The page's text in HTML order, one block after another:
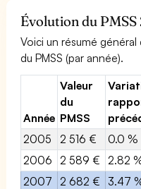
Évolution du
Voici un résumé
du PMSS (par année).
Année
Valeur
du
PMSS
2005
2 516 € 0.0 %
2006
2 589 € 2.82
2007
2 682 € 3.47